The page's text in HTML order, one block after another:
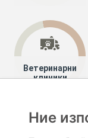
Ветеринарни
клиники
Ние